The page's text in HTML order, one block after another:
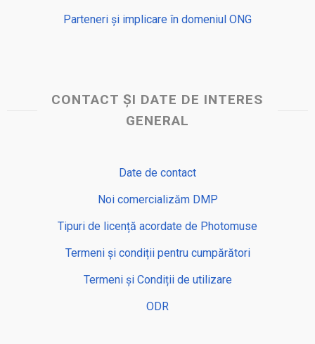
Parteneri și implicare în domeniul ONG
CONTACT ȘI DATE DE INTERES
GENERAL
Date de contact
Noi comercializăm DMP
Tipuri de licență acordate de Photomuse
Termeni și condiții pentru cumpărători
Termeni și Condiții de utilizare
ODR